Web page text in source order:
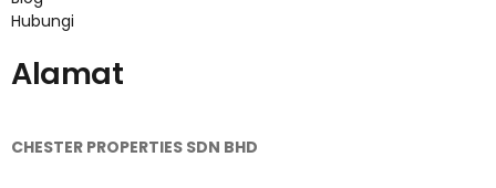
a
p
p
a
mk
Hubungi
Alamat
CHESTER PROPERTIES SDN BHD